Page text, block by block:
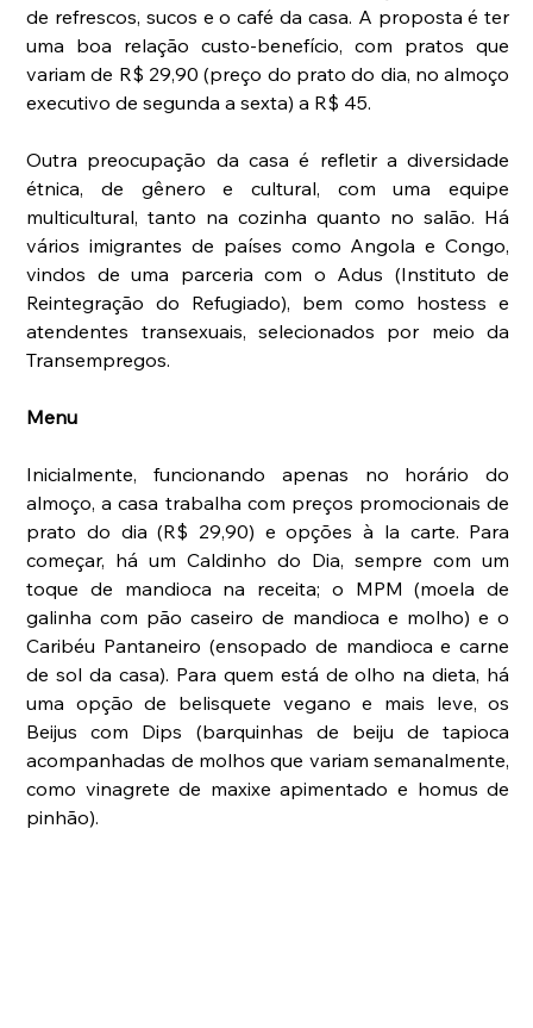
de refrescos, sucos e o café da casa. A proposta é ter
uma boa relação custo-benefício, com pratos que
variam de R$ 29,90 (preço do prato do dia, no almoço
executivo de segunda a sexta) a R$ 45.
Outra preocupação da casa é refletir a diversidade
étnica, de gênero e cultural, com uma equipe
multicultural, tanto na cozinha quanto no salão. Há
vários imigrantes de países como Angola e Congo,
vindos de uma parceria com o Adus (Instituto de
Reintegração do Refugiado), bem como hostess e
atendentes transexuais, selecionados por meio da
Transempregos.
Menu
Inicialmente, funcionando apenas no horário do
almoço, a casa trabalha com preços promocionais de
prato do dia (R$ 29,90) e opções à la carte. Para
começar, há um Caldinho do Dia, sempre com um
toque de mandioca na receita; o MPM (moela de
galinha com pão caseiro de mandioca e molho) e o
Caribéu Pantaneiro (ensopado de mandioca e carne
de sol da casa). Para quem está de olho na dieta, há
uma opção de belisquete vegano e mais leve, os
Beijus com Dips (barquinhas de beiju de tapioca
acompanhadas de molhos que variam semanalmente,
como vinagrete de maxixe apimentado e homus de
pinhão).